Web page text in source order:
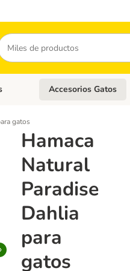
abierto: Accesorios Perros
Menú de categoria
Accesorios Gatos
gatos
Hamaca
Natural
Paradise
Dahlia
para
gatos